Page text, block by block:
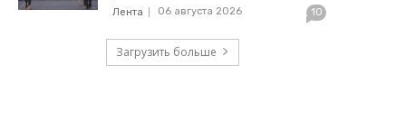
Лента 06 августа 2026 10
Загрузить больше